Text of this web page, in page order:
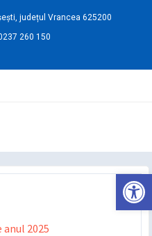
județul Vrancea 625200
260 150
anul 2025
Deschide